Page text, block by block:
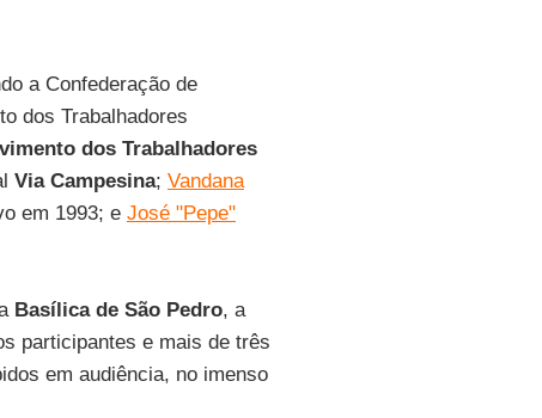
a Confederação de
dos Trabalhadores
dos Trabalhadores
Via Campesina; Vandana
em 1993; e José "Pepe"
Basílica de São Pedro, a
participantes e mais de três
em audiência, no imenso